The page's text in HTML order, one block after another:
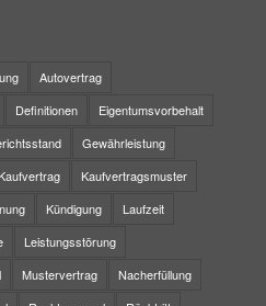
Autovertrag
Definitionen
Eigentumsvorbehalt
Gewährleistung
Kaufvertrag
Kaufvertragsmuster
Kündigung
Laufzeit
Leistungsstörung
Mustervertrag
Nacherfüllung